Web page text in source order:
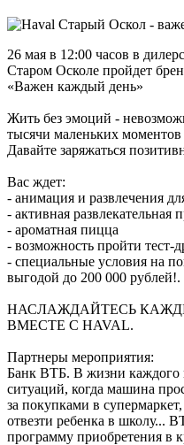
26 мая в 12:00 часов в
Старом Осколе пройдет
«Важен каждый день»
Жить без эмоций -
тысячи маленьких
Давайте заряжаться
Вас ждет:
- анимация и развлечения
- активная развлекательная
- ароматная пицца
- возможность пройти тест-
- специальные условия на
выгодой до 200 000 рублей!.
НАСЛАЖДАЙТЕСЬ
ВМЕСТЕ C HAVAL.
Партнеры мероприятия:
Банк ВТБ. В жизни каждого
ситуаций, когда машина
за покупками в
отвезти ребенка в школу...
программу приобретения в